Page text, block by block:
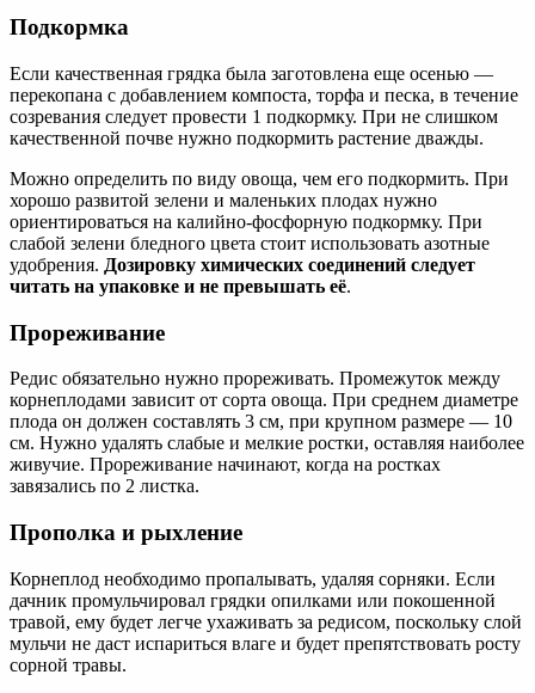
Подкормка
Если качественная грядка была заготовлена еще осенью —
перекопана с добавлением компоста, торфа и песка, в течение
созревания следует провести 1 подкормку. При не слишком
качественной почве нужно подкормить растение дважды.
Можно определить по виду овоща, чем его подкормить. При
хорошо развитой зелени и маленьких плодах нужно
ориентироваться на калийно-фосфорную подкормку. При
слабой зелени бледного цвета стоит использовать азотные
удобрения. Дозировку химических соединений следует
читать на упаковке и не превышать её.
Прореживание
Редис обязательно нужно прореживать. Промежуток между
корнеплодами зависит от сорта овоща. При среднем диаметре
плода он должен составлять 3 см, при крупном размере — 10
см. Нужно удалять слабые и мелкие ростки, оставляя наиболее
живучие. Прореживание начинают, когда на ростках
завязались по 2 листка.
Прополка и рыхление
Корнеплод необходимо пропалывать, удаляя сорняки. Если
дачник промульчировал грядки опилками или покошенной
травой, ему будет легче ухаживать за редисом, поскольку слой
мульчи не даст испариться влаге и будет препятствовать росту
сорной травы.